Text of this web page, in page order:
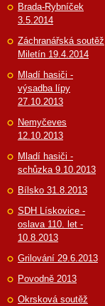
Brada-Rybníček
3.5.2014
Záchranářská soutěž
Miletín 19.4.2014
Mladí hasiči -
výsadba lípy
27.10.2013
Nemyčeves
12.10.2013
Mladí hasiči -
schůzka 9.10.2013
Bílsko 31.8.2013
SDH Lískovice -
oslava 110. let -
10.8.2013
Grilování 29.6.2013
Povodně 2013
Okrsková soutěž